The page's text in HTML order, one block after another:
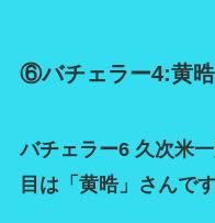
⑥バチェラー4:黄晧
バチェラー6 久次米
目は「黄晧」さんです